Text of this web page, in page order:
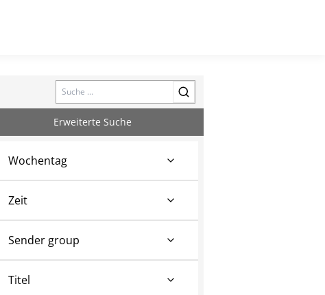
Search
Erweiterte Suche
Wochentag
Zeit
Sender group
Titel